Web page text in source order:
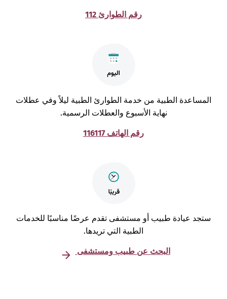
رقم الطوارئ 112
الطبية من خدمة الطوارئ الطبية ليلاً وفي عطلات
نهاية الأسبوع والعطلات الرسمية.
رقم الهاتف 116117
عيادة طبيب أو مستشفى تقدم عرضًا مناسبًا للخدمات
الطبية التي تريدها.
البحث عن طبيب ومستشفى